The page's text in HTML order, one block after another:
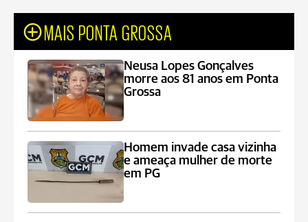
MAIS PONTA GROSSA
Neusa Lopes Gonçalves
morre aos 81 anos em Ponta
Grossa
Homem invade casa vizinha
e ameaça mulher de morte
em PG